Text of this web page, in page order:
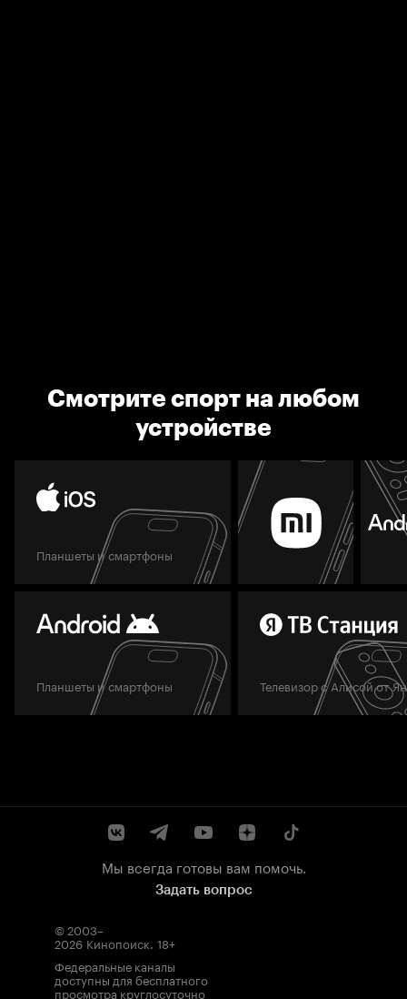
Смотрите спорт на любом
устройстве
Планшеты и смартфоны
Планшеты и смартфоны Телевизор с Алисой от
Мы всегда готовы вам помочь.
Задать вопрос
© 2003–
2026 Кинопоиск. 18+
Федеральные каналы
доступны для бесплатного
просмотра круглосуточно